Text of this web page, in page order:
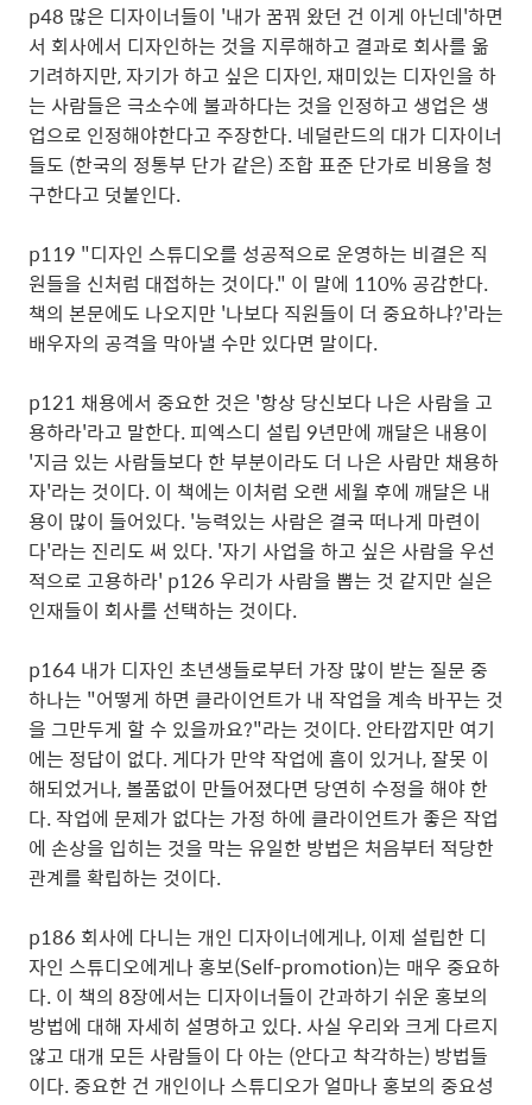
p48 많은 디자이너들이 '내가 꿈꿔 왔던 건 이게 아닌데'하면
서 회사에서 디자인하는 것을 지루해하고 결과로 회사를 옮
기려하지만, 자기가 하고 싶은 디자인, 재미있는 디자인을 하
는 사람들은 극소수에 불과하다는 것을 인정하고 생업은 생
업으로 인정해야한다고 주장한다. 네덜란드의 대가 디자이너
들도 (한국의 정통부 단가 같은) 조합 표준 단가로 비용을 청
구한다고 덧붙인다.
p119 "디자인 스튜디오를 성공적으로 운영하는 비결은 직
원들을 신처럼 대접하는 것이다." 이 말에 110% 공감한다.
책의 본문에도 나오지만 '나보다 직원들이 더 중요하냐?'라는
배우자의 공격을 막아낼 수만 있다면 말이다.
p121 채용에서 중요한 것은 '항상 당신보다 나은 사람을 고
용하라'라고 말한다. 피엑스디 설립 9년만에 깨달은 내용이
'지금 있는 사람들보다 한 부분이라도 더 나은 사람만 채용하
자'라는 것이다. 이 책에는 이처럼 오랜 세월 후에 깨달은 내
용이 많이 들어있다. '능력있는 사람은 결국 떠나게 마련이
다'라는 진리도 써 있다. '자기 사업을 하고 싶은 사람을 우선
적으로 고용하라' p126 우리가 사람을 뽑는 것 같지만 실은
인재들이 회사를 선택하는 것이다.
p164 내가 디자인 초년생들로부터 가장 많이 받는 질문 중
하나는 "어떻게 하면 클라이언트가 내 작업을 계속 바꾸는 것
을 그만두게 할 수 있을까요?"라는 것이다. 안타깝지만 여기
에는 정답이 없다. 게다가 만약 작업에 흠이 있거나, 잘못 이
해되었거나, 볼품없이 만들어졌다면 당연히 수정을 해야 한
다. 작업에 문제가 없다는 가정 하에 클라이언트가 좋은 작업
에 손상을 입히는 것을 막는 유일한 방법은 처음부터 적당한
관계를 확립하는 것이다.
p186 회사에 다니는 개인 디자이너에게나, 이제 설립한 디
자인 스튜디오에게나 홍보(Self-promotion)는 매우 중요하
다. 이 책의 8장에서는 디자이너들이 간과하기 쉬운 홍보의
방법에 대해 자세히 설명하고 있다. 사실 우리와 크게 다르지
않고 대개 모든 사람들이 다 아는 (안다고 착각하는) 방법들
이다. 중요한 건 개인이나 스튜디오가 얼마나 홍보의 중요성